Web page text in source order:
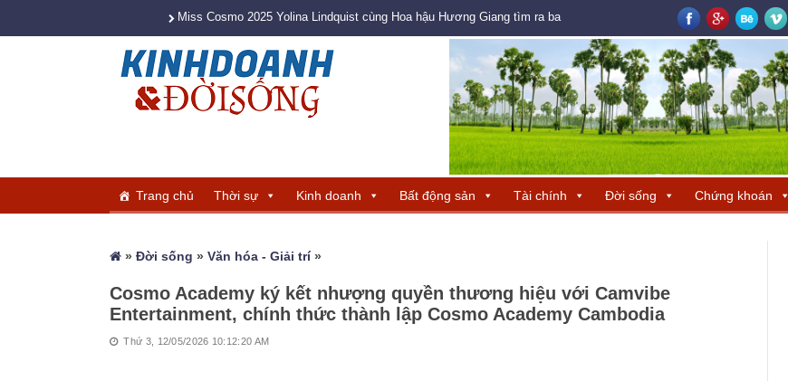
Miss Cosmo 2025 Yolina Lindquist cùng Hoa hậu Hương Giang tìm ra ba đại diện Trung Quốc – Hong Kong –
Trang chủ Thời sự Kinh doanh Bất động sản Tài chính Đời sống Chứng khoán
» Đời sống » Văn hóa - Giải trí»
Cosmo Academy ký kết nhượng quyền thương hiệu với Camvibe
Entertainment, chính thức thành lập Cosmo Academy Cambodia
Thứ 3, 12/05/2026 10:12:20 AM